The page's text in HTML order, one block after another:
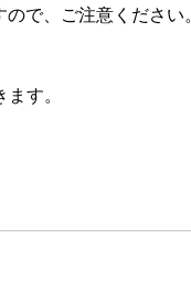
で、ご注意ください。
す。